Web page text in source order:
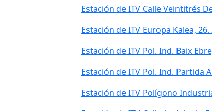
Estación de ITV Calle Veintitrés
Estación de ITV Europa Kalea, 26.
Estación de ITV Pol. Ind. Baix
Estación de ITV Pol. Ind. Partida
Estación de ITV Polígono